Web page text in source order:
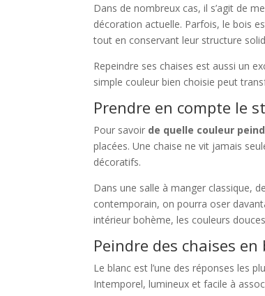
Dans de nombreux cas, il s’agit de
décoration actuelle. Parfois, le bois
tout en conservant leur structure
Repeindre ses chaises est aussi un
simple couleur bien choisie peut
Prendre en compte le
Pour savoir de quelle couleur
placées. Une chaise ne vit jamais
décoratifs.
Dans une salle à manger classique,
contemporain, on pourra oser
intérieur bohème, les couleurs
Peindre des chaises
Le blanc est l’une des réponses les
Intemporel, lumineux et facile à